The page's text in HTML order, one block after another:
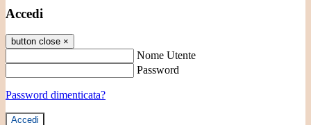
Accedi
button close ×
Nome Utente
Password
Password dimenticata?